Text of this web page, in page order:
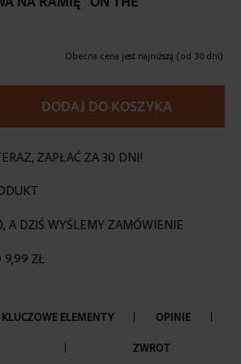
Obecna cena jest najniższą (od 30 dni).
DODAJ DO KOSZYKA
ZAPŁAĆ ZA 30 DNI!
A DZIŚ WYŚLEMY ZAMÓWIENIE
9,99 ZŁ
KLUCZOWE ELEMENTY OPINIE
ZWROT